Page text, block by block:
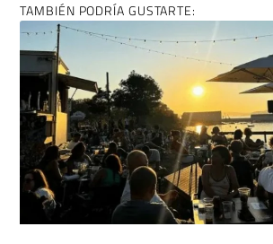
TAMBIÉN PODRÍA GUSTARTE: